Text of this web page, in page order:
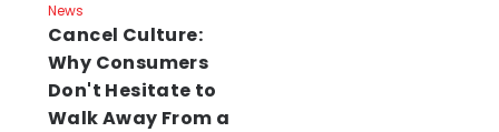
News
Cancel Culture:
Why Consumers
Don't Hesitate to
Walk Away From a